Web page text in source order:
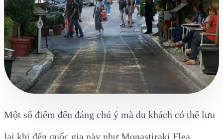
Một số điểm đến đáng chú ý mà du khách có thể lưu
lại khi đến quốc gia này như Monastiraki Flea